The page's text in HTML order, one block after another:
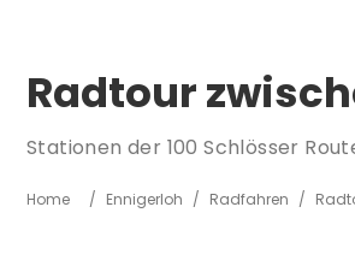
Radtour
Stationen der 100 Schlösser
Home / Ennigerloh / Radfahren /